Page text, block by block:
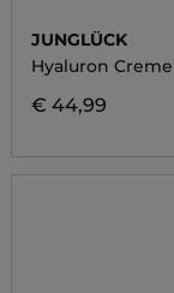
JUNGLÜCK
Hyaluron Creme
€ 44,99